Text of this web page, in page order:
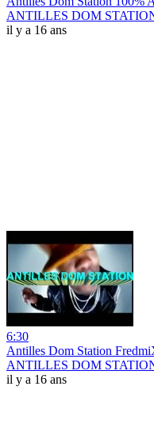
ANTILLES DOM
il y a 16 ans
6:30
Antilles Dom Station
ANTILLES DOM
il y a 16 ans